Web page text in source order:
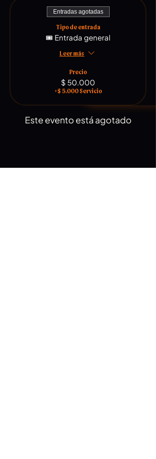
Entradas agotadas
Tipo de entrada
🎟️ Entrada general
Leer más
Precio
$ 50.000
+$ 5.000 Servicio
Este evento está agotado